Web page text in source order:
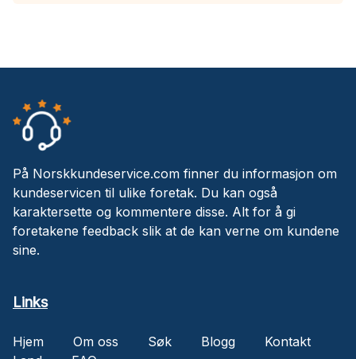
På Norskkundeservice.com finner du informasjon om
kundeservicen til ulike foretak. Du kan også
karaktersette og kommentere disse. Alt for å gi
foretakene feedback slik at de kan verne om kundene
sine.
Links
Hjem Om oss Søk Blogg
Kontakt